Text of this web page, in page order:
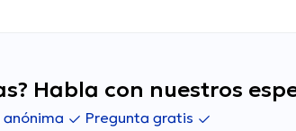
Habla con nuestros
Pregunta gratis